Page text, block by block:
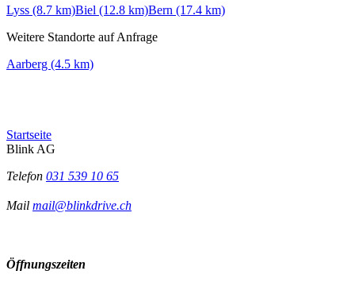
Lyss (8.7 km)Biel (12.8 km)Bern (17.4 km)
Weitere Standorte auf Anfrage
Aarberg (4.5 km)
Startseite
Blink AG
Telefon 031 539 10 65
Mail mail@blinkdrive.ch
Öffnungszeiten